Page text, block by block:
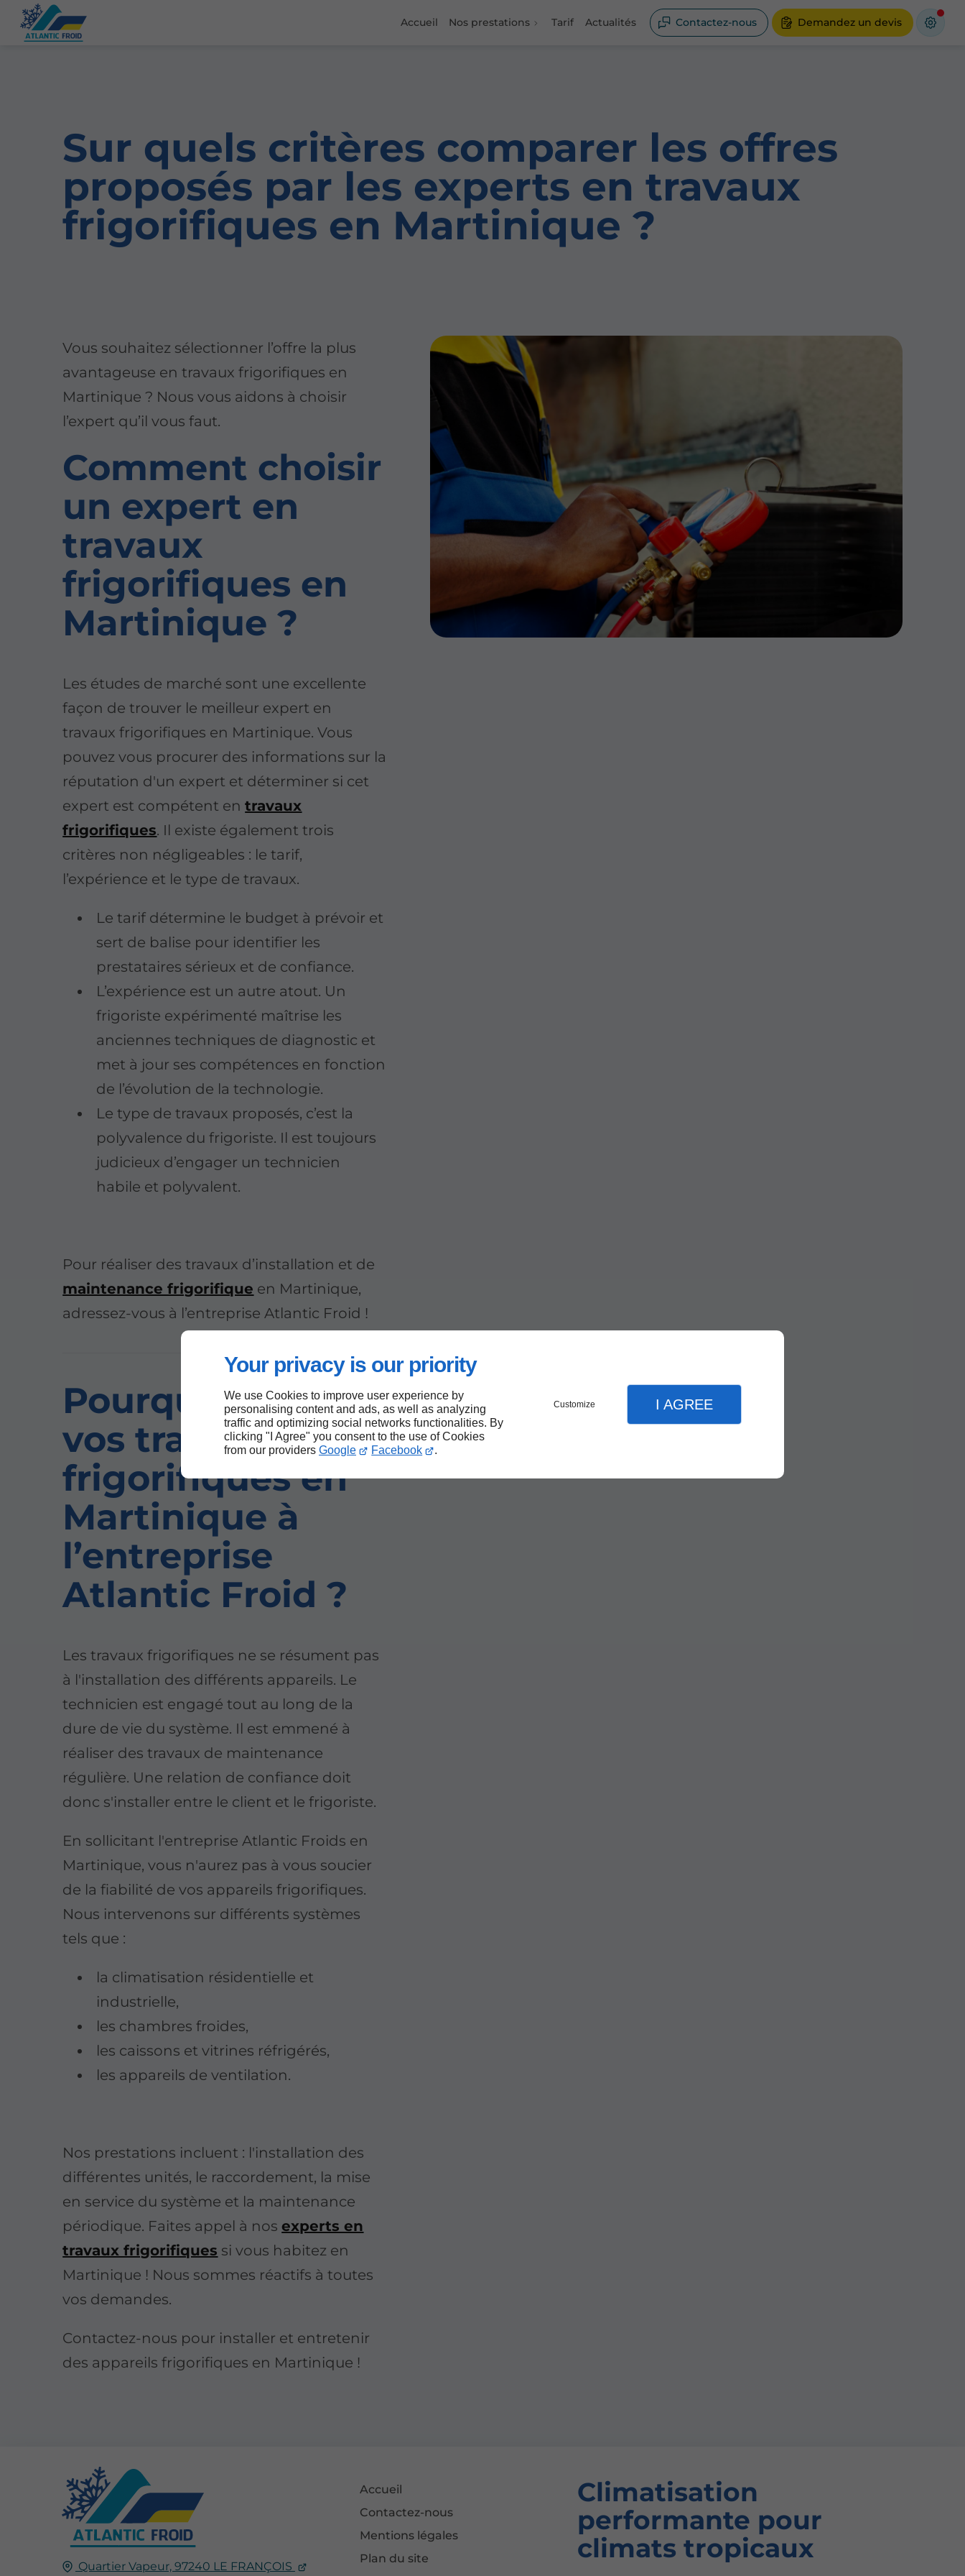
Your privacy is our priority
We use Cookies to improve user experience by
personalising content and ads, as well as analyzing
traffic and optimizing social networks functionalities. By
clicking "I Agree" you consent to the use of Cookies
from our providers Google Facebook .
Customize I AGREE
Accueil Nos prestations Tarif Actualités Contactez-nous Demandez un devis
Sur quels critères comparer les offres
proposés par les experts en travaux
frigorifiques en Martinique ?
Vous souhaitez sélectionner l’offre la plus
avantageuse en travaux frigorifiques en
Martinique ? Nous vous aidons à choisir
l’expert qu’il vous faut.
Comment choisir
un expert en
travaux
frigorifiques en
Martinique ?
Les études de marché sont une excellente
façon de trouver le meilleur expert en
travaux frigorifiques en Martinique. Vous
pouvez vous procurer des informations sur la
réputation d'un expert et déterminer si cet
expert est compétent entravaux
frigorifiques. Il existe également trois
critères non négligeables : le tarif,
l’expérience et le type de travaux.
Le tarif détermine le budget à prévoir et
sert de balise pour identifier les
prestataires sérieux et de confiance.
L’expérience est un autre atout. Un
frigoriste expérimenté maîtrise les
anciennes techniques de diagnostic et
met à jour ses compétences en fonction
de l’évolution de la technologie.
Le type de travaux proposés, c’est la
polyvalence du frigoriste. Il est toujours
judicieux d’engager un technicien
habile et polyvalent.
Pour réaliser des travaux d’installation et de
maintenance frigorifique en Martinique,
adressez-vous à l’entreprise Atlantic Froid !
Pourquoi confier
vos travaux
frigorifiques en
Martinique à
l’entreprise
Atlantic Froid ?
Les travaux frigorifiques ne se résument pas
à l'installation des différents appareils. Le
technicien est engagé tout au long de la
dure de vie du système. Il est emmené à
réaliser des travaux de maintenance
régulière. Une relation de confiance doit
donc s'installer entre le client et le frigoriste.
En sollicitant l'entreprise Atlantic Froids en
Martinique, vous n'aurez pas à vous soucier
de la fiabilité de vos appareils frigorifiques.
Nous intervenons sur différents systèmes
tels que :
la climatisation résidentielle et
industrielle,
les chambres froides,
les caissons et vitrines réfrigérés,
les appareils de ventilation.
Nos prestations incluent : l'installation des
différentes unités, le raccordement, la mise
en service du système et la maintenance
périodique. Faites appel à nosexperts en
travaux frigorifiques si vous habitez en
Martinique ! Nous sommes réactifs à toutes
vos demandes.
Contactez-nous pour installer et entretenir
des appareils frigorifiques en Martinique !
Quartier Vapeur, 97240 LE FRANÇOIS
Accueil
Contactez-nous
Mentions légales
Plan du site
Climatisation
performante pour
climats tropicaux